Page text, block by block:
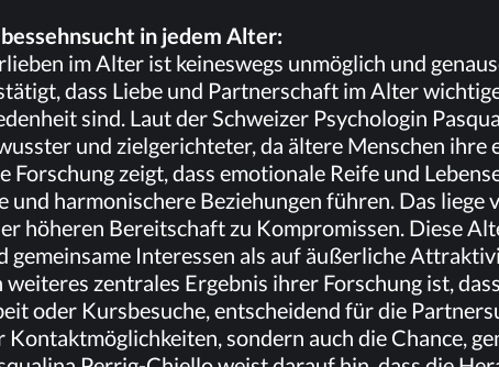
in je­dem Alter:
im Al­ter ist kei­nes­wegs un­mög­lich und
dass Lie­be und Part­ner­schaft im Al­ter
sind. Laut der Schwei­zer Psy­cho­lo­gin
und ziel­ge­rich­te­ter, da äl­te­re Men­schen
For­schung zeigt, dass emo­tio­na­le Rei­fe und
und har­mo­ni­sche­re Be­zie­hun­gen füh­ren. Das
hö­he­ren Be­reit­schaft zu Kom­pro­mis­sen. Die­se
ge­mein­sa­me In­ter­es­sen als auf äu­ßer­li­che
wei­te­res zen­tra­les Er­geb­nis ih­rer For­schung ist,
oder Kurs­be­su­che, ent­schei­dend für die
Kon­takt­mög­lich­kei­ten, son­dern auch die Chan­ce,